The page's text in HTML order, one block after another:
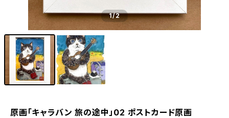
1/2
原画「キャラバン 旅の途中」02 ポストカード原画